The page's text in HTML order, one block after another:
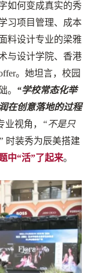
如何变成真实的秀
习项目管理、成本
料设计专业的梁雅
与设计学院、香港
。她坦言，校园
。 “学校常态化举
在创意落地的过程
视角，
“不是只
时装秀为辰美搭建
中“活”了起来。